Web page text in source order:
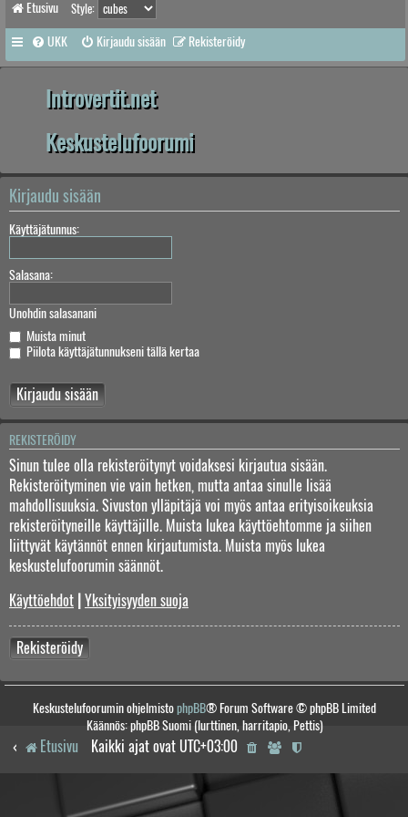
Etusivu Style:
UKK Kirjaudu sisään Rekisteröidy
Introvertit.net
Keskustelufoorumi
Kirjaudu sisään
Käyttäjätunnus:
Salasana:
Unohdin salasanani
Muista minut
Piilota käyttäjätunnukseni tällä kertaa
REKISTERÖIDY
Sinun tulee olla rekisteröitynyt voidaksesi kirjautua sisään.
Rekisteröityminen vie vain hetken, mutta antaa sinulle lisää
mahdollisuuksia. Sivuston ylläpitäjä voi myös antaa erityisoikeuksia
rekisteröityneille käyttäjille. Muista lukea käyttöehtomme ja siihen
liittyvät käytännöt ennen kirjautumista. Muista myös lukea
keskustelufoorumin säännöt.
Käyttöehdot Yksityisyyden suoja
Rekisteröidy
Keskustelufoorumin ohjelmistophpBB® Forum Software © phpBB Limited
Käännös: phpBB Suomi (lurttinen, harritapio, Pettis)
Etusivu Kaikki ajat ovat UTC+03:00